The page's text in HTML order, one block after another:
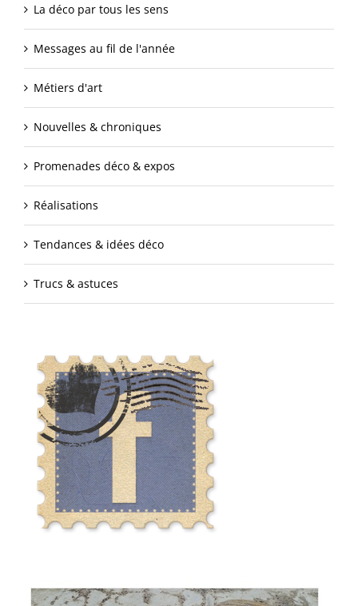
La déco par tous les sens
Messages au fil de l'année
Métiers d'art
Nouvelles & chroniques
Promenades déco & expos
Réalisations
Tendances & idées déco
Trucs & astuces